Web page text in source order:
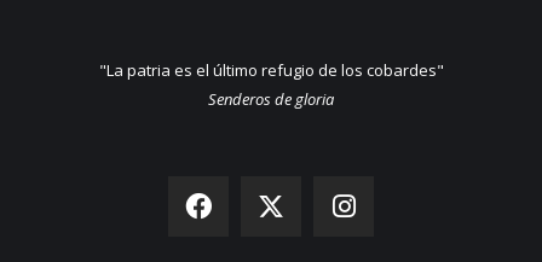
"La patria es el último refugio de los cobardes"
Senderos de gloria